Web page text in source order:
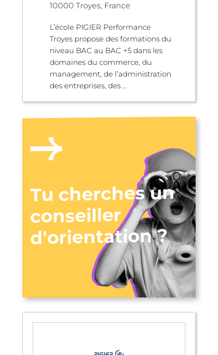
10000 Troyes, France
L’école PIGIER Performance
Troyes propose des formations du
niveau BAC au BAC +5 dans les
domaines du commerce, du
management, de l’administration
des entreprises, des ...
Tu cherches un
conseiller
d'orientation ?